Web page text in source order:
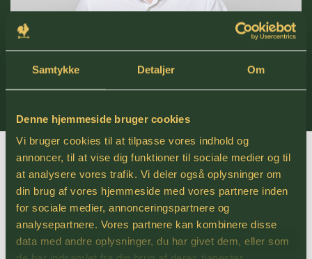
Samtykke Detaljer Om
Denne hjemmeside bruger cookies
Vi bruger cookies til at tilpasse vores indhold og
annoncer, til at vise dig funktioner til sociale medier og til
at analysere vores trafik. Vi deler også oplysninger om
din brug af vores hjemmeside med vores partnere inden
for sociale medier, annonceringspartnere og
analysepartnere. Vores partnere kan kombinere disse
data med andre oplysninger, du har givet dem, eller som
Finansbachelor
studerende
Vi tror på vigtigheden af at dele viden og oplære nye, dygtige